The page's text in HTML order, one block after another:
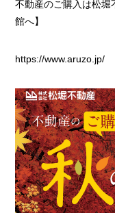
不動産のご購入は松堀
館へ】
https://www.aruzo.jp/